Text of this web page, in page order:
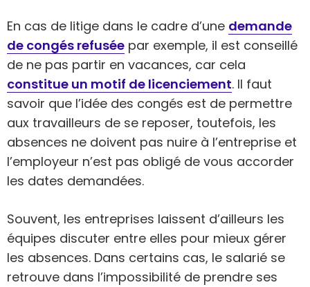
En cas de litige dans le cadre d’une demande
de congés refusée par exemple, il est conseillé
de ne pas partir en vacances, car cela
constitue un motif de licenciement. Il faut
savoir que l’idée des congés est de permettre
aux travailleurs de se reposer, toutefois, les
absences ne doivent pas nuire à l’entreprise et
l’employeur n’est pas obligé de vous accorder
les dates demandées.
Souvent, les entreprises laissent d’ailleurs les
équipes discuter entre elles pour mieux gérer
les absences. Dans certains cas, le salarié se
retrouve dans l’impossibilité de prendre ses